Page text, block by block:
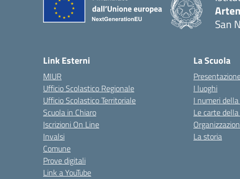
San
Link Esterni
MIUR
Ufficio Scolastico Regionale
Ufficio Scolastico Territoriale
Scuola in Chiaro
Iscrizioni On Line
Invalsi
Comune
Prove digitali
Link a YouTube
La Scuola
I luoghi
I numeri
Le carte
La storia